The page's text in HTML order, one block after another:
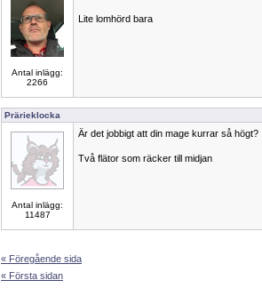
Antal inlägg:
2266
Lite lomhörd bara
Prärieklocka
Antal inlägg:
11487
Är det jobbigt att din mage kurrar så högt?
Två flätor som räcker till midjan
« Föregående sida
« Första sidan